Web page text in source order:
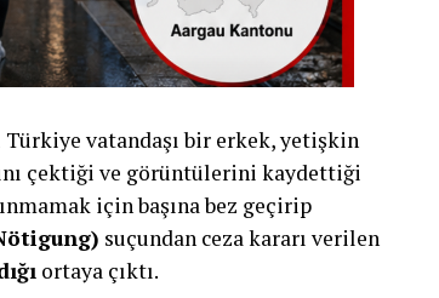
Türkiye vatandaşı bir erkek, yetişkin
çektiği ve görüntülerini kaydettiği
için başına bez geçirip
suçundan ceza kararı verilen
ortaya çıktı.